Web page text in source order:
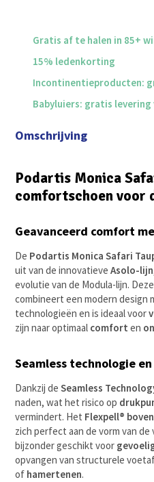
Gratis af te halen in 85+
15% ledenkorting
Incontinentieproducten:
Babyluiers: gratis levering
Omschrijving
Podartis Monica
comfortschoen voor
Geavanceerd comfort
De Podartis Monica Safari
uit van de innovatieveAsolo-lijn
evolutie van de Modula-lijn. Deze
combineert een modern design
technologieën en is ideaal voor
zijn naar optimaal comfort en
Seamless technologie
Dankzij deSeamless
naden, wat het risico op
vermindert. Het Flexpell®
zich perfect aan de vorm van
bijzonder geschikt voor
opvangen van structurele
of hamertenen.